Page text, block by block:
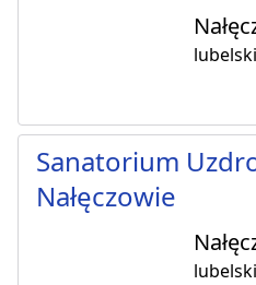
Sanatorium
Nałęczowie